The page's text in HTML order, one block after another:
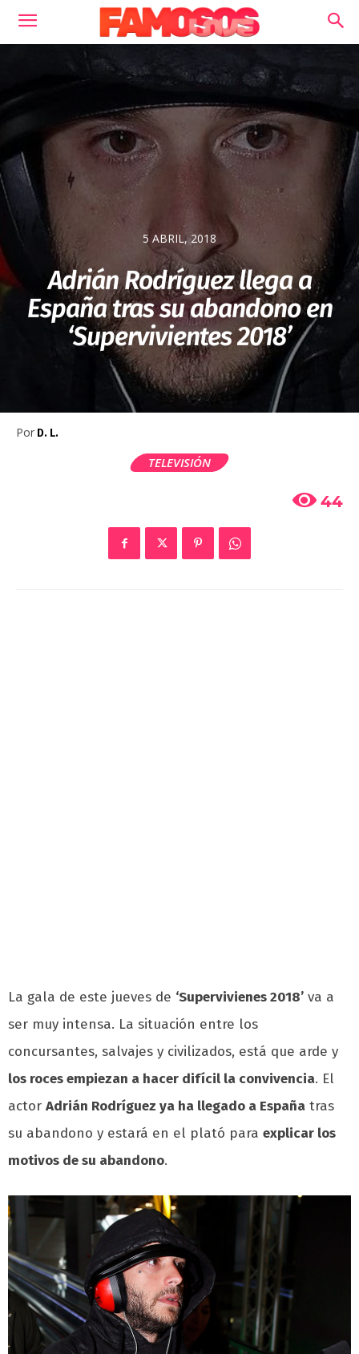
5 ABRIL, 2018
Adrián Rodríguez llega a
España tras su abandono en
‘Supervivientes 2018’
Por D. L.
TELEVISIÓN
44
La gala de este jueves de ‘Supervivienes 2018’ va a
ser muy intensa. La situación entre los
concursantes, salvajes y civilizados, está que arde y
los roces empiezan a hacer difícil la convivencia. El
actor Adrián Rodríguez ya ha llegado a España tras
su abandono y estará en el plató para explicar los
motivos de su abandono.